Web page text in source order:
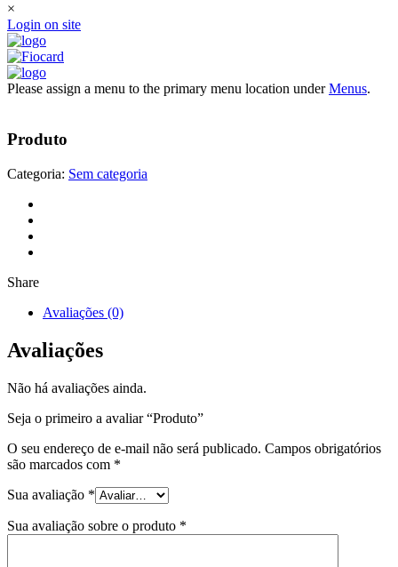
×
Login on site
Please assign a menu to the primary menu location underMenus.
Produto
Categoria: Sem categoria
Share
Avaliações (0)
Avaliações
Não há avaliações ainda.
Seja o primeiro a avaliar “Produto”
O seu endereço de e-mail não será publicado. Campos obrigatórios
são marcados com *
Sua avaliação *
Sua avaliação sobre o produto *